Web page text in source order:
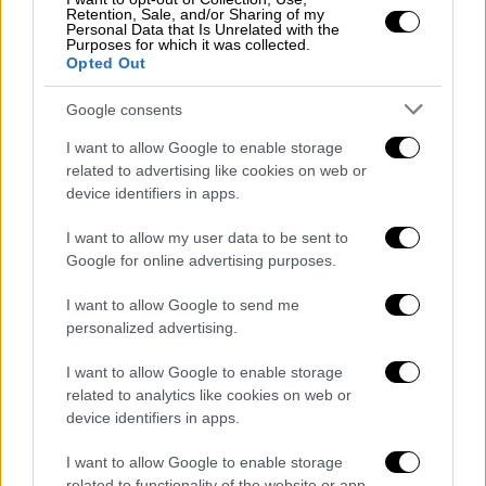
Retention, Sale, and/or Sharing of my
Personal Data that Is Unrelated with the
Purposes for which it was collected.
Opted Out
Google consents
I want to allow Google to enable storage
related to advertising like cookies on web or
device identifiers in apps.
I want to allow my user data to be sent to
Google for online advertising purposes.
I want to allow Google to send me
personalized advertising.
I want to allow Google to enable storage
related to analytics like cookies on web or
device identifiers in apps.
I want to allow Google to enable storage
από τόκους ή αποδόσεις καταθέσεων, το 6%
αποκομίζει κέρδη από μερίσματα μετοχών,
και επίσης το 6% ασχολείται με το Internet
marketing, εκμεταλλευόμενο τις ψηφιακές
ευκαιρίες για εισόδημα. Οι επενδύσεις σε
κρυπτονομίσματα και bitcoins
καταλαμβάνουν ένα 5% των συμμετεχόντων.
συμμετοχή σε επιχειρήσεις (5%), δικαιώματα
από πνευματική ιδιοκτησία (3%), και δεύτερη
δουλειά (3%). Ένα μικρότερο ποσοστό
λαμβάνει επίδομα ή σύνταξη (2%), ενώ το 1%
έχει έσοδα από χόμπι ή βοήθεια από την
οικογένεια.
Πάνω απόένας στους τρεις Έλληνες
δηλώνει πωςτα έσοδά του δεν καλύπτουν